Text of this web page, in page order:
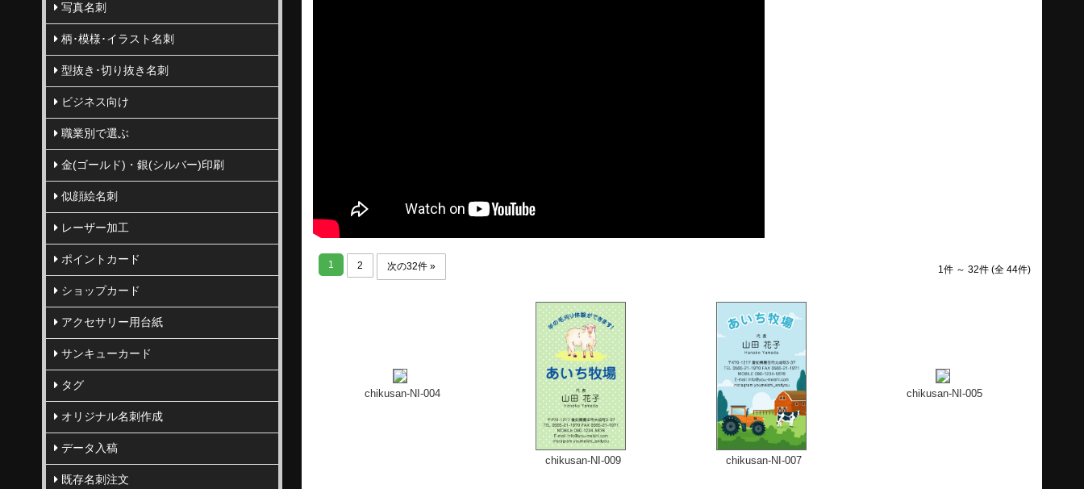
1 2 次の32件 » 1件 ～ 32件 (全 44件)
chikusan-NI-004
chikusan-NI-009 chikusan-NI-007
chikusan-NI-005
写真名刺
柄･模様･イラスト名刺
型抜き･切り抜き名刺
ビジネス向け
職業別で選ぶ
金(ゴールド)・銀(シルバー)印刷
似顔絵名刺
レーザー加工
ポイントカード
ショップカード
アクセサリー用台紙
サンキューカード
タグ
オリジナル名刺作成
データ入稿
既存名刺注文